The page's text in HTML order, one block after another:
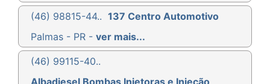
(46) 98815-44.. 137 Centro Automotivo
Palmas - PR - ver mais...
(46) 99115-40..
Albadiesel Bombas Injetoras e Injeção